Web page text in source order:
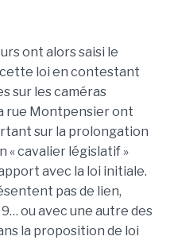
ont alors saisi le
loi en contestant
sur les caméras
rue Montpensier ont
sur la prolongation
« cavalier législatif »
avec la loi initiale.
pas de lien,
ou avec une autre des
la proposition de loi